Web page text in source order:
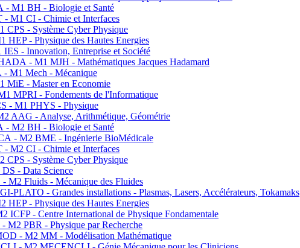
- M1 BH - Biologie et Santé
M1 CI - Chimie et Interfaces
CPS - Système Cyber Physique
HEP - Physique des Hautes Energies
- Innovation, Entreprise et Société
- M1 MJH - Mathématiques Jacques Hadamard
M1 Mech - Mécanique
MiE - Master en Economie
MPRI - Fondements de l'Informatique
- M1 PHYS - Physique
AAG - Analyse, Arithmétique, Géométrie
- M2 BH - Biologie et Santé
- M2 BME - Ingénierie BioMédicale
M2 CI - Chimie et Interfaces
CPS - Système Cyber Physique
- Data Science
M2 Fluids - Mécanique des Fluides
PLATO - Grandes installations - Plasmas, Lasers, Accélérateurs, Tokamaks
HEP - Physique des Hautes Energies
ICFP - Centre International de Physique Fondamentale
M2 PBR - Physique par Recherche
- M2 MM - Modélisation Mathématique